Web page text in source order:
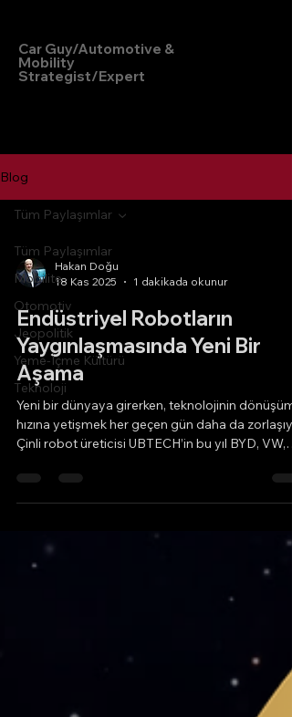
Car Guy/Automotive &
Mobility
Strategist/Expert
Blog
Tüm Paylaşımlar
Mobilite
Otomotiv
Jeopolitik
Yeme-İçme Kültürü
Teknoloji
Tüm Paylaşımlar
Hakan Doğu
18 Kas 2025
1 dakikada okunur
Endüstriyel Robotların
Yaygınlaşmasında Yeni Bir
Aşama
Yeni bir dünyaya girerken, teknolojinin dönüşüm
hızına yetişmek her geçen gün daha da
Çinli robot üreticisi UBTECH’in bu yıl BYD, VW,
1.000 robot göndermeye hazırlanması,
dönüşümün ölçeğini açıkça gösteriyor. Şirketin
olması, endüstriyel otomasyonun geleceğinin
artık bir öngörü değil, güncel bir gerçek
kanıtlıyor. Türkiye’de de bazı şirketlerin bu yıl test